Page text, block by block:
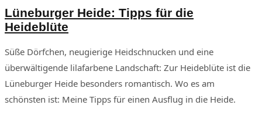
Lüneburger Heide: Tipps für die
Heideblüte
Süße Dörfchen, neugierige Heidschnucken und eine
überwältigende lilafarbene Landschaft: Zur Heideblüte ist die
Lüneburger Heide besonders romantisch. Wo es am
schönsten ist: Meine Tipps für einen Ausflug in die Heide.